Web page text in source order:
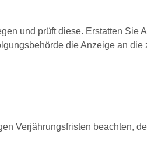
und prüft diese. Erstatten
die Anzeige an die
Verjährungsfristen beachten,